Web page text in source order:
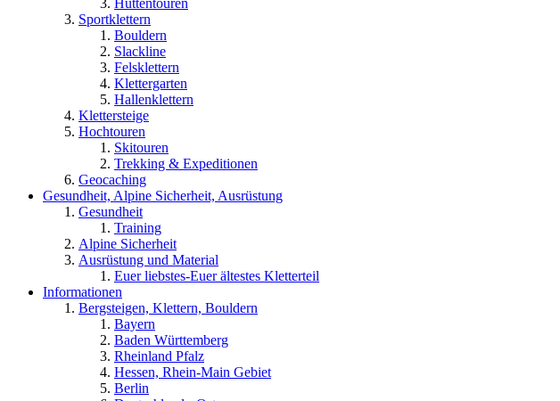
Hüttentouren
Sportklettern
Bouldern
Slackline
Felsklettern
Klettergarten
Hallenklettern
Klettersteige
Hochtouren
Skitouren
Trekking & Expeditionen
Geocaching
Gesundheit, Alpine Sicherheit, Ausrüstung
Gesundheit
Training
Alpine Sicherheit
Ausrüstung und Material
Euer liebstes-Euer ältestes Kletterteil
Informationen
Bergsteigen, Klettern, Bouldern
Bayern
Baden Württemberg
Rheinland Pfalz
Hessen, Rhein-Main Gebiet
Berlin